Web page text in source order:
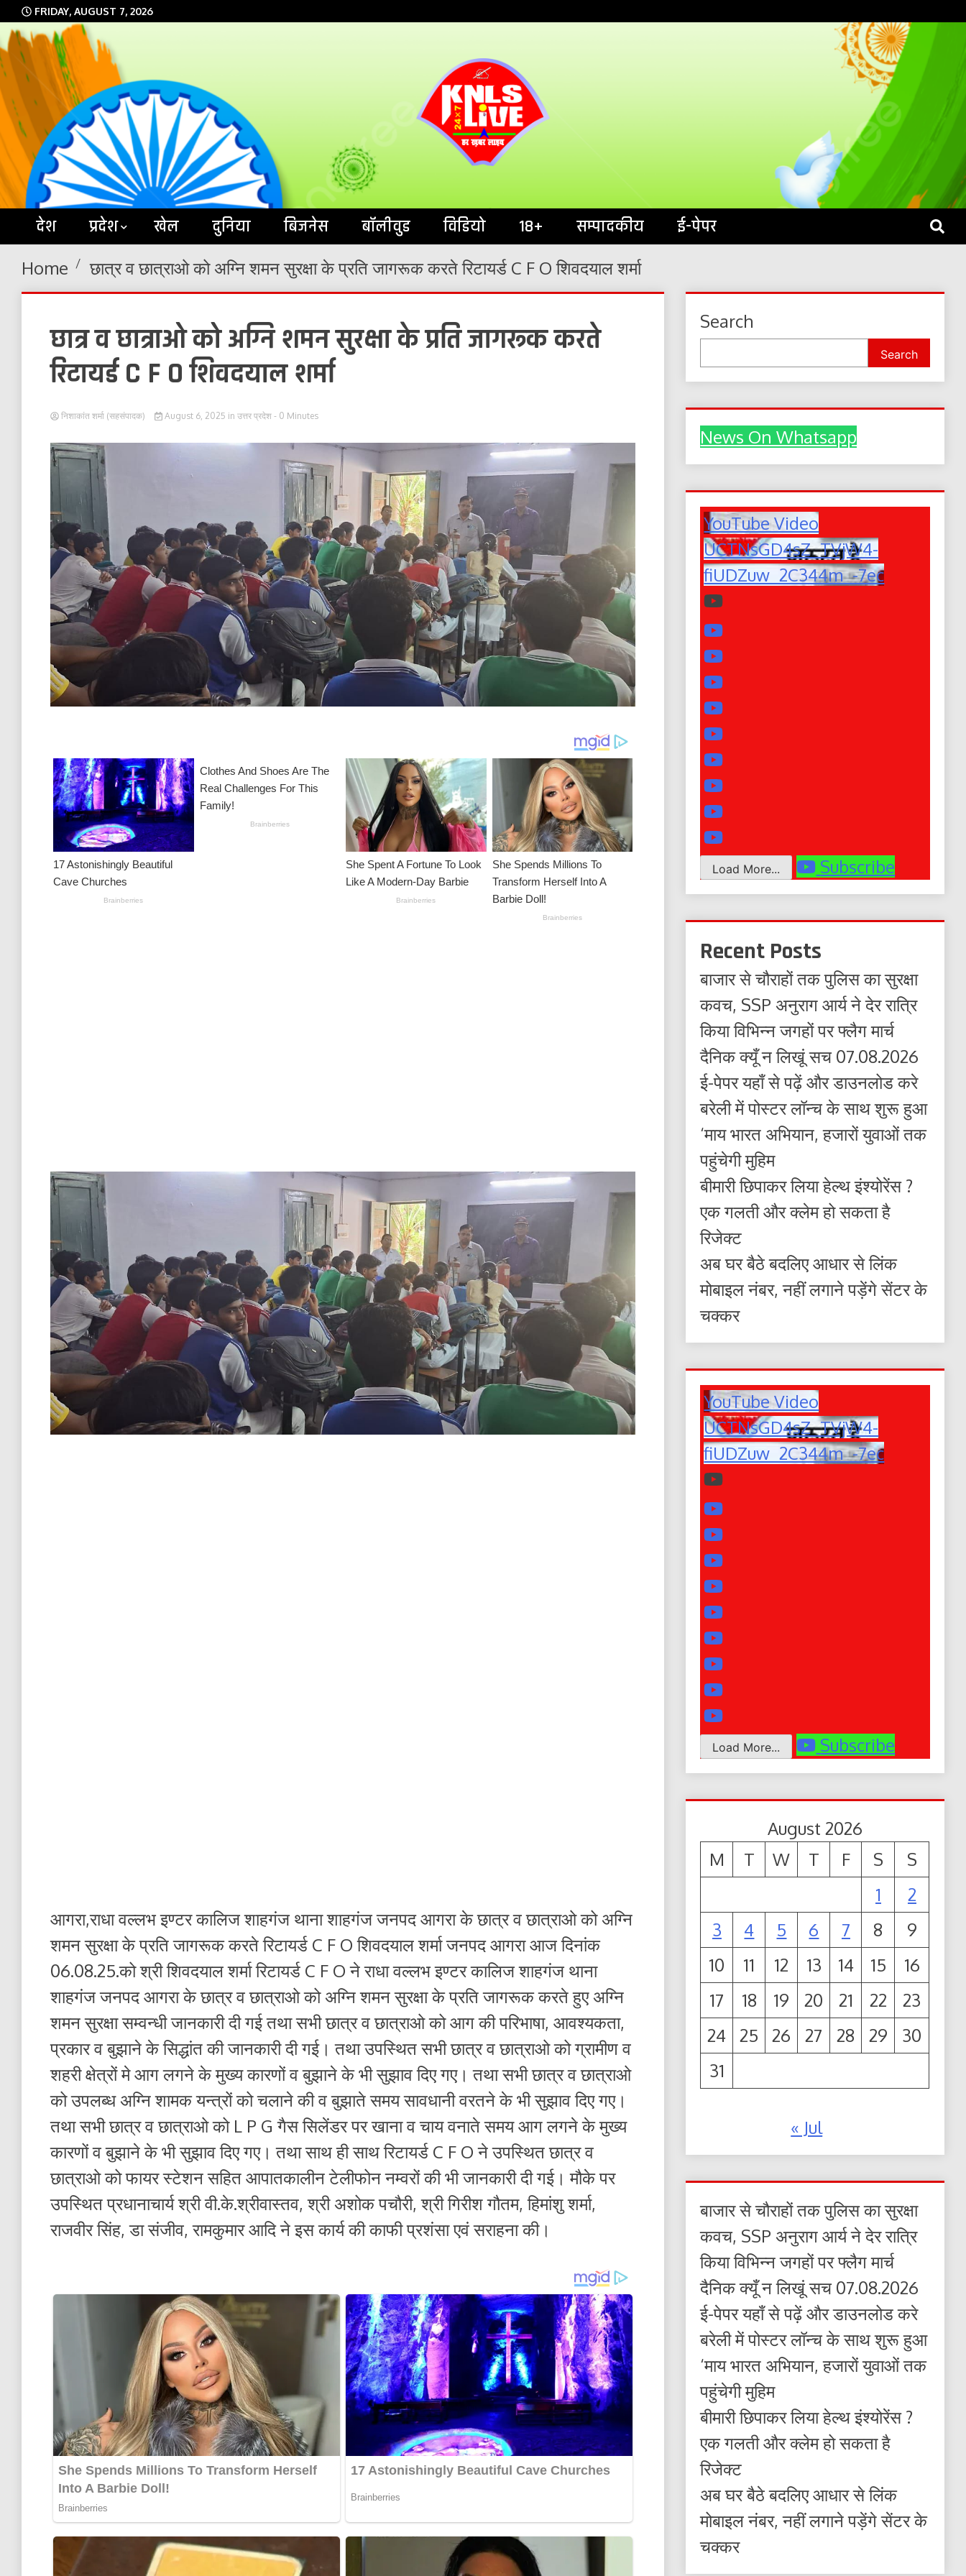
Skip
to
content
FRIDAY, AUGUST 7, 2026
KNLS LIVE
देश प्रदेश खेल दुनिया बिजनेस बॉलीवुड विडियो 18+ सम्पादकीय ई-पेपर
Home छात्र व छात्राओ को अग्नि शमन सुरक्षा के प्रति जागरूक करते रिटायर्ड C F O शिवदयाल शर्मा
छात्र व छात्राओ को अग्नि शमन सुरक्षा के प्रति जागरूक करते
रिटायर्ड C F O शिवदयाल शर्मा
निशाकांत शर्मा (सहसंपादक) August 6, 2025 in उत्तर प्रदेश - 0 Minutes
आगरा,राधा वल्लभ इण्टर कालिज शाहगंज थाना शाहगंज जनपद आगरा के छात्र व छात्राओ को अग्नि
शमन सुरक्षा के प्रति जागरूक करते रिटायर्ड C F O शिवदयाल शर्मा जनपद आगरा आज दिनांक
06.08.25.को श्री शिवदयाल शर्मा रिटायर्ड C F O ने राधा वल्लभ इण्टर कालिज शाहगंज थाना
शाहगंज जनपद आगरा के छात्र व छात्राओ को अग्नि शमन सुरक्षा के प्रति जागरूक करते हुए अग्नि
शमन सुरक्षा सम्वन्धी जानकारी दी गई तथा सभी छात्र व छात्राओ को आग की परिभाषा, आवश्यकता,
प्रकार व बुझाने के सिद्धांत की जानकारी दी गई। तथा उपस्थित सभी छात्र व छात्राओ को ग्रामीण व
शहरी क्षेत्रों मे आग लगने के मुख्य कारणों व बुझाने के भी सुझाव दिए गए। तथा सभी छात्र व छात्राओ
को उपलब्ध अग्नि शामक यन्त्रों को चलाने की व बुझाते समय सावधानी वरतने के भी सुझाव दिए गए।
तथा सभी छात्र व छात्राओ को L P G गैस सिलेंडर पर खाना व चाय वनाते समय आग लगने के मुख्य
कारणों व बुझाने के भी सुझाव दिए गए। तथा साथ ही साथ रिटायर्ड C F O ने उपस्थित छात्र व
छात्राओ को फायर स्टेशन सहित आपातकालीन टेलीफोन नम्वरों की भी जानकारी दी गई। मौके पर
उपस्थित प्रधानाचार्य श्री वी.के.श्रीवास्तव, श्री अशोक पचौरी, श्री गिरीश गौतम, हिमांशु शर्मा,
राजवीर सिंह, डा संजीव, रामकुमार आदि ने इस कार्य की काफी प्रशंसा एवं सराहना की।
Search
Search
News On Whatsapp
YouTube Video
UCTNsGD4sZ_TVjW4-
fiUDZuw_2C344m_-7ec
Load More... Subscribe
Recent Posts
बाजार से चौराहों तक पुलिस का सुरक्षा
कवच, SSP अनुराग आर्य ने देर रात्रि
किया विभिन्न जगहों पर फ्लैग मार्च
दैनिक क्यूँ न लिखूं सच 07.08.2026
ई-पेपर यहाँ से पढ़ें और डाउनलोड करे
बरेली में पोस्टर लॉन्च के साथ शुरू हुआ
‘माय भारत अभियान, हजारों युवाओं तक
पहुंचेगी मुहिम
बीमारी छिपाकर लिया हेल्थ इंश्योरेंस ?
एक गलती और क्लेम हो सकता है
रिजेक्ट
अब घर बैठे बदलिए आधार से लिंक
मोबाइल नंबर, नहीं लगाने पड़ेंगे सेंटर के
चक्कर
YouTube Video
UCTNsGD4sZ_TVjW4-
fiUDZuw_2C344m_-7ec
Load More... Subscribe
August 2026
M
T W T F S
S
1
2
3
4 5 6 7 8
9
10
11 12 13 14 15
16
17
18 19 20 21 22
23
24
25 26 27 28 29
30
31
« Jul
बाजार से चौराहों तक पुलिस का सुरक्षा
कवच, SSP अनुराग आर्य ने देर रात्रि
किया विभिन्न जगहों पर फ्लैग मार्च
दैनिक क्यूँ न लिखूं सच 07.08.2026
ई-पेपर यहाँ से पढ़ें और डाउनलोड करे
बरेली में पोस्टर लॉन्च के साथ शुरू हुआ
‘माय भारत अभियान, हजारों युवाओं तक
पहुंचेगी मुहिम
बीमारी छिपाकर लिया हेल्थ इंश्योरेंस ?
एक गलती और क्लेम हो सकता है
रिजेक्ट
अब घर बैठे बदलिए आधार से लिंक
मोबाइल नंबर, नहीं लगाने पड़ेंगे सेंटर के
चक्कर